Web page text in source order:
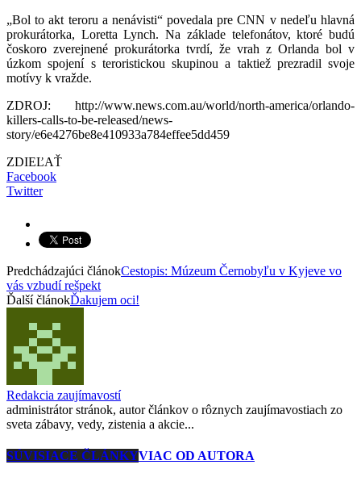
„Bol to akt teroru a nenávisti“ povedala pre CNN v nedeľu hlavná
prokurátorka, Loretta Lynch. Na základe telefonátov, ktoré budú
čoskoro zverejnené prokurátorka tvrdí, že vrah z Orlanda bol v
úzkom spojení s teroristickou skupinou a taktiež prezradil svoje
motívy k vražde.
ZDROJ: http://www.news.com.au/world/north-america/orlando-
killers-calls-to-be-released/news-
story/e6e4276be8e410933a784effee5dd459
ZDIEĽAŤ
Facebook
Twitter
Predchádzajúci článokCestopis: Múzeum Černobyľu v Kyjeve vo
vás vzbudí rešpekt
Ďalší článokĎakujem oci!
Redakcia zaujímavostí
administrátor stránok, autor článkov o rôznych zaujímavostiach zo
sveta zábavy, vedy, zistenia a akcie...
SÚVISIACE ČLÁNKYVIAC OD AUTORA